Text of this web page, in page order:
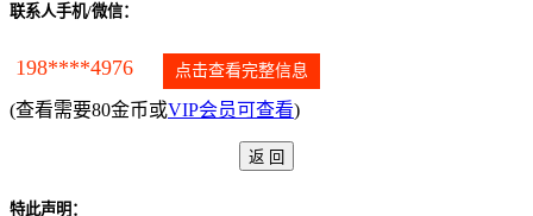
联系人手机/微信：
198****4976 点击查看完整信息
(查看需要80金币或VIP会员可查看)
特此声明：